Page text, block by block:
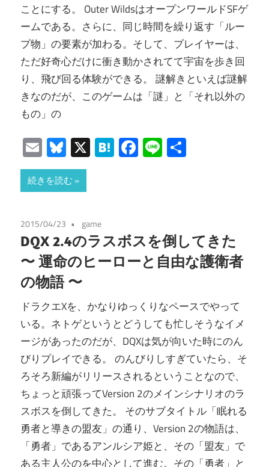
ことにする。 Outer WildsはオープンワールドSFゲ
ームである。さらに、同じ時間を繰り返す「ルー
プ物」の要素が加わる。そして、プレイヤーは、
ただ好奇心だけに衝き動かされてて宇宙を歩き回
り、飛び回る体験ができる。 謎解きといえば謎解
きなのだが、このゲームは「謎」と「それ以外の
もの」の
EmailBluesky
X Hatena
Facebook
Line
続きを読む
2015/04/23 game
DQX 2.4のラスボスを倒してきた
〜 運命のヒーローと自由な護衛者
の物語 〜
ドラクエXを、かなりゆっくりなペースでやって
いる。ネトゲというとどうしても忙しそうなイメ
ージがあったのだが、DQXは気が向いた時にのん
びりプレイできる。 のんびりしすぎていたら、そ
ろそろ新編がリリースされるということなので、
ちょっと頑張ってVersion 2のメインシナリオのラ
スボスを倒してきた。 そのサブタイトル「眠れる
勇者と導きの盟友」の通り、Version 2の物語は、
「勇者」であるアンルシア姫と、その「盟友」で
ある主人公のを中心として進む。その「勇者」と